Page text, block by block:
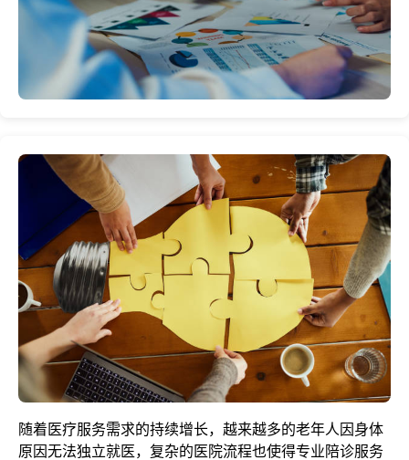
随着医疗服务需求的持续增长，越来越多的老年人因身体
原因无法独立就医，复杂的医院流程也使得专业陪诊服务